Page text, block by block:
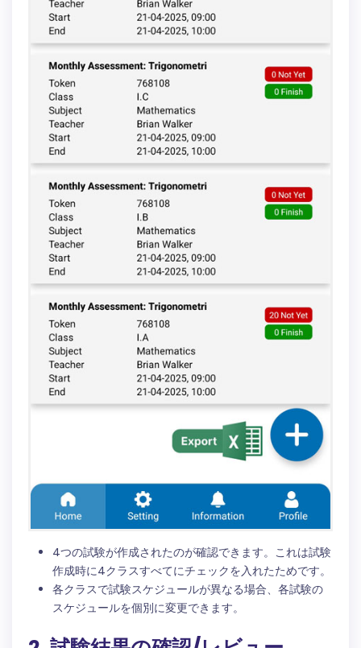
4つの試験が作成されたのが確認できます。これは試験
作成時に4クラスすべてにチェックを入れたためです。
各クラスで試験スケジュールが異なる場合、各試験の
スケジュールを個別に変更できます。